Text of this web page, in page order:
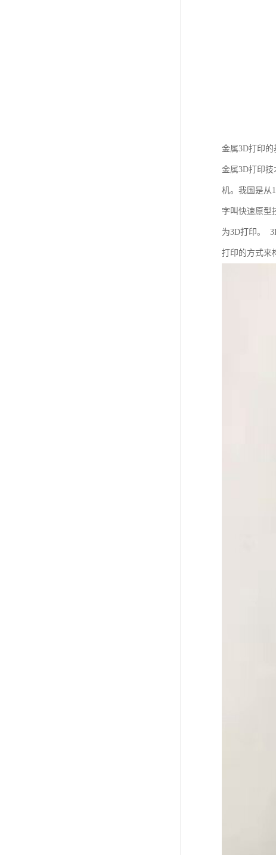
金属3D打印的
金属3D打印技
机。我国是从
字叫快速原型
为3D打印。
打印的方式来